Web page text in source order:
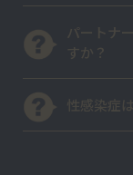
パートナ
すか？
性感染症